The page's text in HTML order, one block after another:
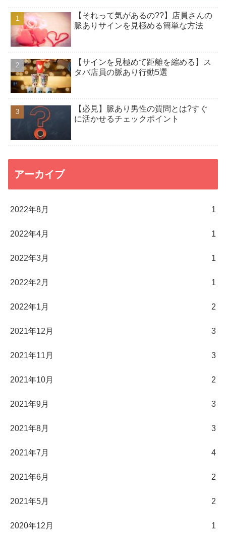
【それって気があるの??】店員さんの
脈ありサインを見極める簡単な方法
【サインを見極めて距離を縮める】ス
タバ店員の脈あり行動5選
【必見】脈あり男性の質問とは?すぐ
に活かせるチェックポイント
アーカイブ
2022年8月 1
2022年4月 1
2022年3月 1
2022年2月 1
2022年1月 2
2021年12月 3
2021年11月 3
2021年10月 2
2021年9月 3
2021年8月 3
2021年7月 4
2021年6月 2
2021年5月 2
2020年12月 1